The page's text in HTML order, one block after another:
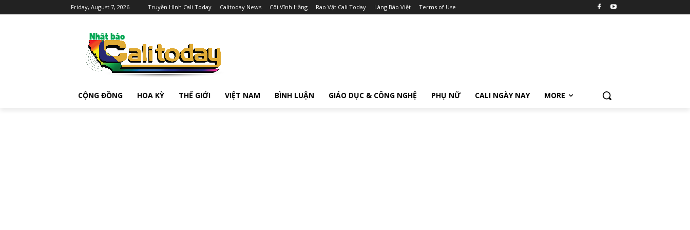
Friday, August 7, 2026 Truyền Hình Cali Today Calitoday News Cõi Vĩnh Hằng Rao Vặt Cali Today Làng Báo Việt Terms of Use
CỘNG ĐỒNG HOA KỲ THẾ GIỚI VIỆT NAM BÌNH LUẬN GIÁO DỤC & CÔNG NGHỆ PHỤ NỮ CALI NGÀY NAY MORE